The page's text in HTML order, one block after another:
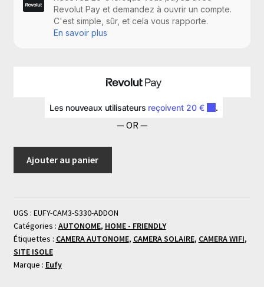
HomeBase3
— OR —
Ajouter au panier
UGS : EUFY-CAM3-S330-ADDON
Catégories : AUTONOME, HOME - FRIENDLY
Étiquettes : CAMERA AUTONOME, CAMERA SOLAIRE, CAMERA WIFI,
SITE ISOLE
Marque : Eufy